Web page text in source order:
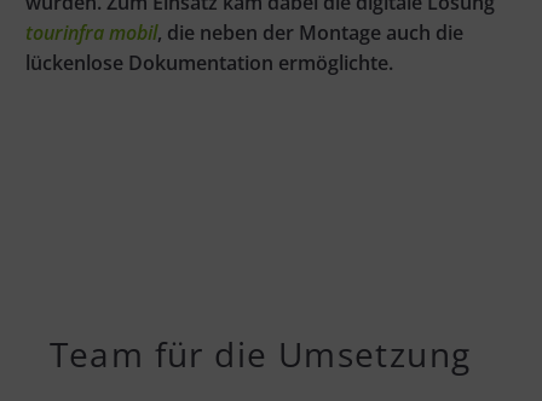
tourinfra mobil, die neben der Montage auch die
lückenlose Dokumentation ermöglichte.
Team für die Umsetzung